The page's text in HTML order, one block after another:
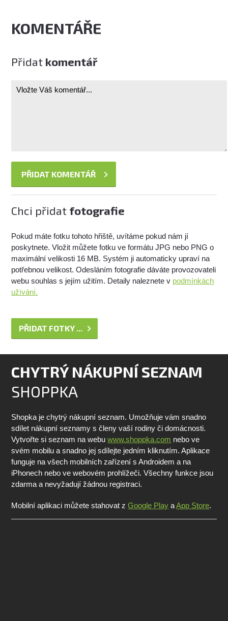
KOMENTÁŘE
Přidat komentář
Chci přidat fotografie
Pokud máte fotku tohoto hřiště, uvítáme pokud nám jí
poskytnete. Vložit můžete fotku ve formátu JPG nebo PNG o
maximální velikosti 16 MB. Systém ji automaticky upraví na
potřebnou velikost. Odesláním fotografie dáváte provozovateli
webu souhlas s jejím užitím. Detaily naleznete v podmínkách
užívání.
PŘIDAT FOTKY ...
CHYTRÝ NÁKUPNÍ SEZNAM
SHOPPKA
Shopka je chytrý nákupní seznam. Umožňuje vám snadno
sdílet nákupní seznamy s členy vaší rodiny či domácnosti.
Vytvořte si seznam na webuwww.shoppka.com nebo ve
svém mobilu a snadno jej sdílejte jedním kliknutím. Aplikace
funguje na všech mobilních zařízení s Androidem a na
iPhonech nebo ve webovém prohlížeči. Všechny funkce jsou
zdarma a nevyžadují žádnou registraci.
Mobilní aplikaci můžete stahovat zGoogle Play aApp Store.